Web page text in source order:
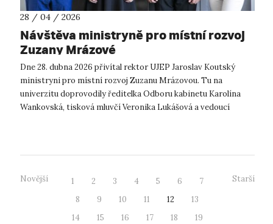
28 / 04 / 2026
Návštěva ministryně pro místní rozvoj
Zuzany Mrázové
Dne 28. dubna 2026 přivítal rektor UJEP Jaroslav Koutský
ministryni pro místní rozvoj Zuzanu Mrázovou. Tu na
univerzitu doprovodily ředitelka Odboru kabinetu Karolína
Wankovská, tisková mluvčí Veronika Lukášová a vedoucí
Novější 1 2 3 4 5 6
7
8
9 10 11 12
13
14
15 16 17 18
19
Starší